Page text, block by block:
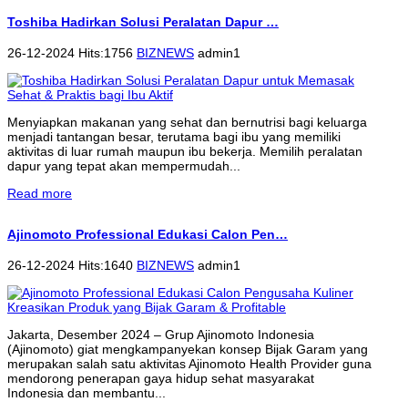
Toshiba Hadirkan Solusi Peralatan Dapur …
26-12-2024 Hits:1756 BIZNEWS admin1
Menyiapkan makanan yang sehat dan bernutrisi bagi keluarga
menjadi tantangan besar, terutama bagi ibu yang memiliki
aktivitas di luar rumah maupun ibu bekerja. Memilih peralatan
dapur yang tepat akan mempermudah...
Read more
Ajinomoto Professional Edukasi Calon Pen…
26-12-2024 Hits:1640 BIZNEWS admin1
Jakarta, Desember 2024 – Grup Ajinomoto Indonesia
(Ajinomoto) giat mengkampanyekan konsep Bijak Garam yang
merupakan salah satu aktivitas Ajinomoto Health Provider guna
mendorong penerapan gaya hidup sehat masyarakat
Indonesia dan membantu...